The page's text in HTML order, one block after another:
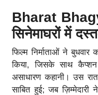
Bharat
सिनेमाघरों में
फिल्म निर्माताओं ने बुधवार
किया, जिसके साथ
असाधारण कहानी। उस
साबित हुई; जब